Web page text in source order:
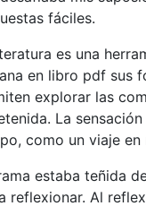
fáciles.
es una
en libro pdf sus
explorar las
La
como un viaje
estaba teñida
reflexionar. Al